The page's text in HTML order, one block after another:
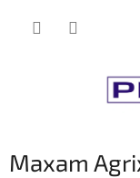
Maxam